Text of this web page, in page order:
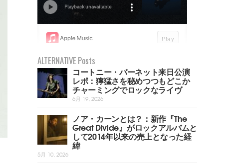
ALTERNATIVE Posts
コートニー・バーネット来日公演
レポ：獰猛さを秘めつつもどこか
チャーミングでロックなライヴ
6月 19, 2026
ノア・カーンとは？：新作『The
Great Divide』がロックアルバムと
して2014年以来の売上となった経
緯
5月 10, 2026